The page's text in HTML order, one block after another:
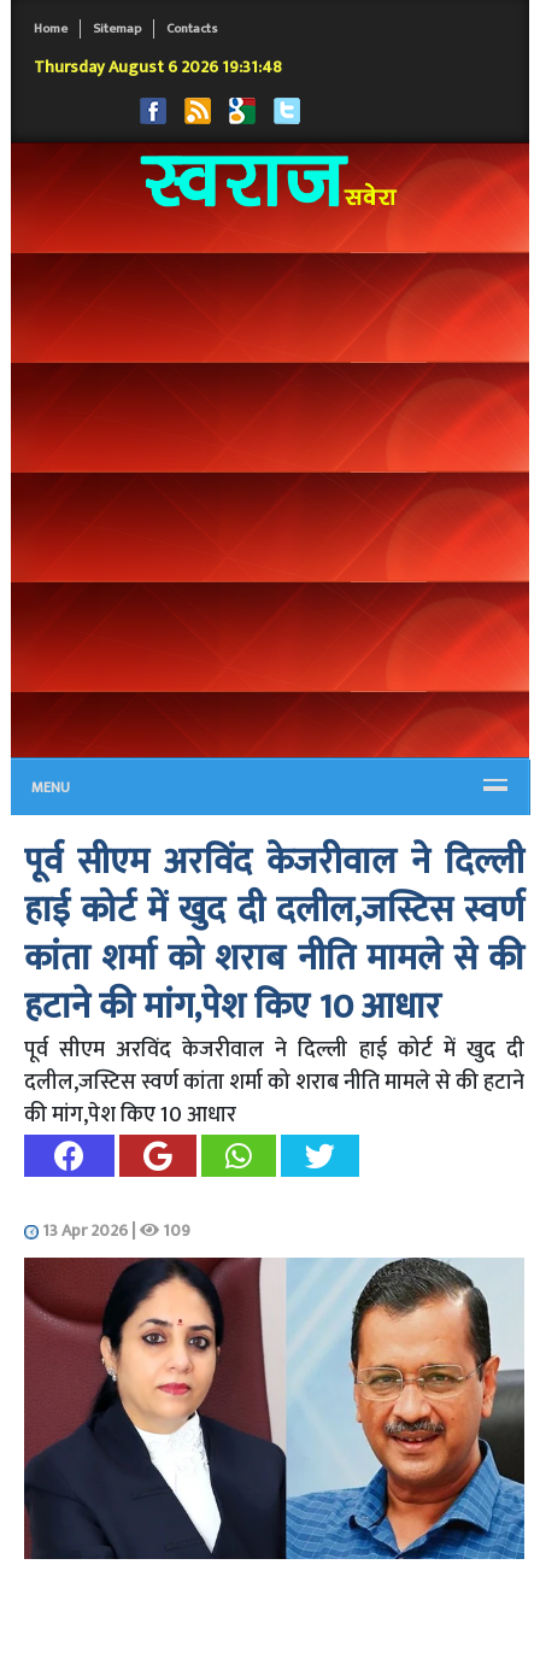
Home Sitemap Contacts
Thursday August 6 2026 19:31:49
MENU
पूर्व सीएम अरविंद केजरीवाल ने दिल्ली
हाई कोर्ट में खुद दी दलील,जस्टिस स्वर्ण
कांता शर्मा को शराब नीति मामले से की
हटाने की मांग,पेश किए 10 आधार
पूर्व सीएम अरविंद केजरीवाल ने दिल्ली हाई कोर्ट में खुद दी
दलील,जस्टिस स्वर्ण कांता शर्मा को शराब नीति मामले से की हटाने
की मांग,पेश किए 10 आधार
13 Apr 2026| 109